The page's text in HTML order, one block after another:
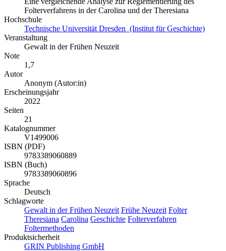
Folterverfahrens in der Carolina und der Theresiana
Hochschule
Technische Universität Dresden (Institut für Geschichte)
Veranstaltung
Gewalt in der Frühen Neuzeit
Note
1,7
Autor
Anonym (Autor:in)
Erscheinungsjahr
2022
Seiten
21
Katalognummer
V1499006
ISBN (PDF)
9783389060889
ISBN (Buch)
9783389060896
Sprache
Deutsch
Schlagworte
Gewalt in der Frühen Neuzeit Frühe Neuzeit Folter
Theresiana Carolina Geschichte Folterverfahren
Foltermethoden
Produktsicherheit
GRIN Publishing GmbH